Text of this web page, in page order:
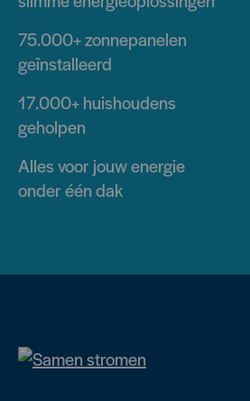
75.000+zonnepanelen
geïnstalleerd
17.000+huishoudens
geholpen
Alles voor jouw energie
onder één dak